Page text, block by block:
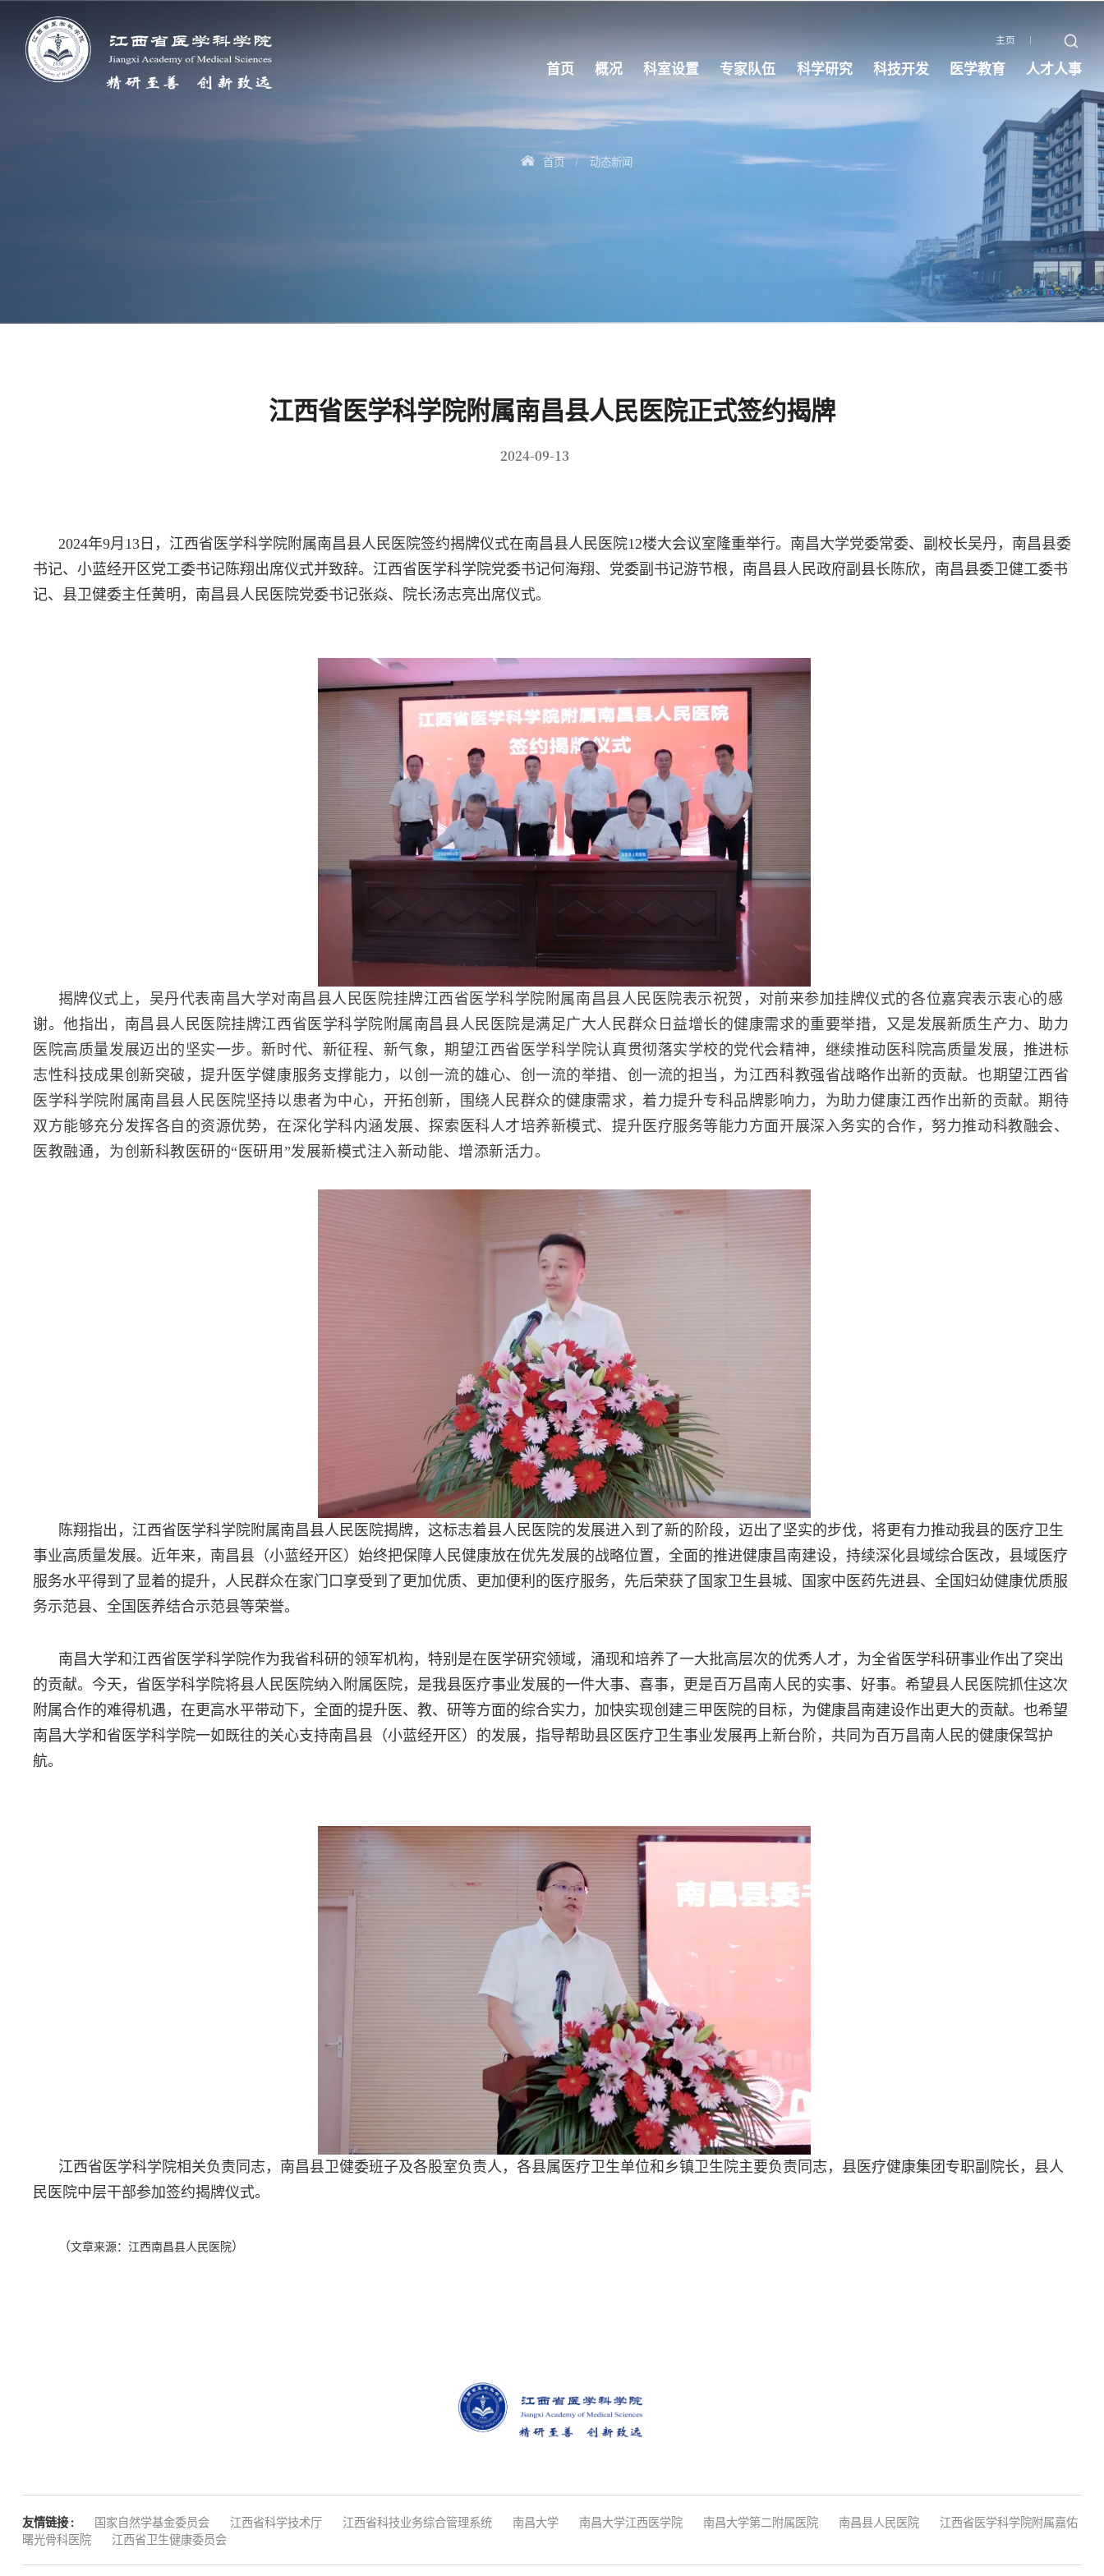
主页
首页 概况 科室设置 专家队伍 科学研究 科技开发 医学教育 人才人事
首页 / 动态新闻
江西省医学科学院附属南昌县人民医院正式签约揭牌
2024-09-13
2024年9月13日，江西省医学科学院附属南昌县人民医院签约揭牌仪式在南昌县人民医院12楼大会议室隆重举行。南昌大学党委常委、副校长吴丹，南昌县委
书记、小蓝经开区党工委书记陈翔出席仪式并致辞。江西省医学科学院党委书记何海翔、党委副书记游节根，南昌县人民政府副县长陈欣，南昌县委卫健工委书
记、县卫健委主任黄明，南昌县人民医院党委书记张焱、院长汤志亮出席仪式。
揭牌仪式上，吴丹代表南昌大学对南昌县人民医院挂牌江西省医学科学院附属南昌县人民医院表示祝贺，对前来参加挂牌仪式的各位嘉宾表示衷心的感
谢。他指出，南昌县人民医院挂牌江西省医学科学院附属南昌县人民医院是满足广大人民群众日益增长的健康需求的重要举措，又是发展新质生产力、助力
医院高质量发展迈出的坚实一步。新时代、新征程、新气象，期望江西省医学科学院认真贯彻落实学校的党代会精神，继续推动医科院高质量发展，推进标
志性科技成果创新突破，提升医学健康服务支撑能力，以创一流的雄心、创一流的举措、创一流的担当，为江西科教强省战略作出新的贡献。也期望江西省
医学科学院附属南昌县人民医院坚持以患者为中心，开拓创新，围绕人民群众的健康需求，着力提升专科品牌影响力，为助力健康江西作出新的贡献。期待
双方能够充分发挥各自的资源优势，在深化学科内涵发展、探索医科人才培养新模式、提升医疗服务等能力方面开展深入务实的合作，努力推动科教融会、
医教融通，为创新科教医研的“医研用”发展新模式注入新动能、增添新活力。
陈翔指出，江西省医学科学院附属南昌县人民医院揭牌，这标志着县人民医院的发展进入到了新的阶段，迈出了坚实的步伐，将更有力推动我县的医疗卫生
事业高质量发展。近年来，南昌县（小蓝经开区）始终把保障人民健康放在优先发展的战略位置，全面的推进健康昌南建设，持续深化县域综合医改，县域医疗
服务水平得到了显着的提升，人民群众在家门口享受到了更加优质、更加便利的医疗服务，先后荣获了国家卫生县城、国家中医药先进县、全国妇幼健康优质服
务示范县、全国医养结合示范县等荣誉。
南昌大学和江西省医学科学院作为我省科研的领军机构，特别是在医学研究领域，涌现和培养了一大批高层次的优秀人才，为全省医学科研事业作出了突出
的贡献。今天，省医学科学院将县人民医院纳入附属医院，是我县医疗事业发展的一件大事、喜事，更是百万昌南人民的实事、好事。希望县人民医院抓住这次
附属合作的难得机遇，在更高水平带动下，全面的提升医、教、研等方面的综合实力，加快实现创建三甲医院的目标，为健康昌南建设作出更大的贡献。也希望
南昌大学和省医学科学院一如既往的关心支持南昌县（小蓝经开区）的发展，指导帮助县区医疗卫生事业发展再上新台阶，共同为百万昌南人民的健康保驾护
航。
江西省医学科学院相关负责同志，南昌县卫健委班子及各股室负责人，各县属医疗卫生单位和乡镇卫生院主要负责同志，县医疗健康集团专职副院长，县人
民医院中层干部参加签约揭牌仪式。
（文章来源：江西南昌县人民医院）
友情链接 : 国家自然学基金委员会 江西省科学技术厅 江西省科技业务综合管理系统 南昌大学 南昌大学江西医学院 南昌大学第二附属医院 南昌县人民医院
江西省医学科学院附属嘉佑
曙光骨科医院
江西省卫生健康委员会